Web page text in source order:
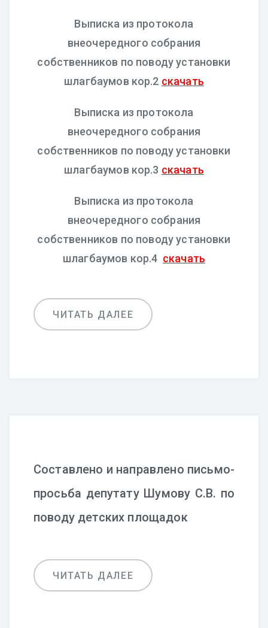
Выписка из протокола
внеочередного собрания
собственников по поводу установки
шлагбаумов кор.2 скачать
Выписка из протокола
внеочередного собрания
собственников по поводу установки
шлагбаумов кор.3 скачать
Выписка из протокола
внеочередного собрания
собственников по поводу установки
шлагбаумов кор.4 скачать
ЧИТАТЬ ДАЛЕЕ
Составлено и направлено письмо-
просьба депутату Шумову С.В. по
поводу детских площадок
ЧИТАТЬ ДАЛЕЕ